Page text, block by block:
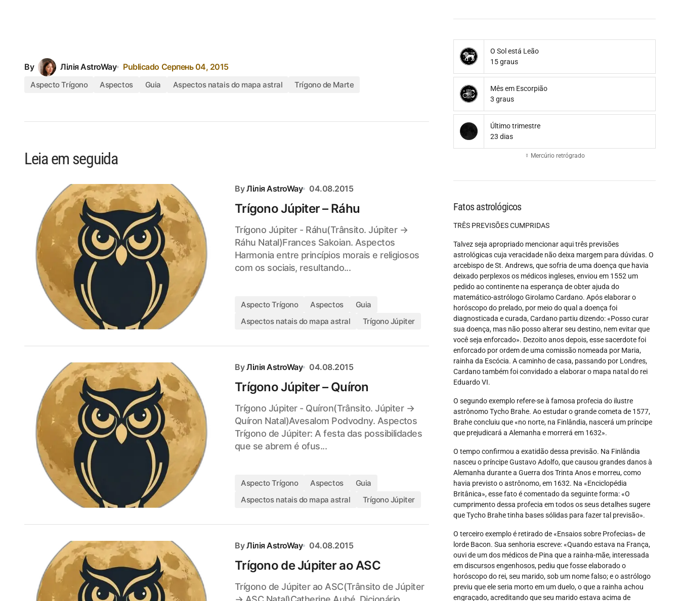
By Лілія AstroWay Publicado Серпень 04, 2015
Aspecto Trígono Aspectos Guia Aspectos natais do mapa astral Trígono de Marte
Leia em seguida
By Лілія AstroWay 04.08.2015
Trígono Júpiter – Ráhu
Trígono Júpiter - Ráhu(Trânsito. Júpiter →
Ráhu Natal)Frances Sakoian. Aspectos
Harmonia entre princípios morais e religiosos
com os sociais, resultando...
Aspecto Trígono Aspectos
Guia
Aspectos natais do mapa astral
Trígono Júpiter
By Лілія AstroWay 04.08.2015
Trígono Júpiter – Quíron
Trígono Júpiter - Quíron(Trânsito. Júpiter →
Quíron Natal)Avesalom Podvodny. Aspectos
Trígono de Júpiter: A festa das possibilidades
que se abrem é ofus...
Aspecto Trígono Aspectos
Guia
Aspectos natais do mapa astral
Trígono Júpiter
By Лілія AstroWay 04.08.2015
Trígono de Júpiter ao ASC
Trígono de Júpiter ao ASC(Trânsito de Júpiter
O Sol está Leão
15 graus
Mês em Escorpião
3 graus
Último trimestre
23 dias
☿ Mercúrio retrógrado
Fatos astrológicos
TRÊS PREVISÕES CUMPRIDAS
Talvez seja apropriado mencionar aqui três previsões
astrológicas cuja veracidade não deixa margem para dúvidas. O
arcebispo de St. Andrews, que sofria de uma doença que havia
deixado perplexos os médicos ingleses, enviou em 1552 um
pedido ao continente na esperança de obter ajuda do
matemático-astrólogo Girolamo Cardano. Após elaborar o
horóscopo do prelado, por meio do qual a doença foi
diagnosticada e curada, Cardano partiu dizendo: «Posso curar
sua doença, mas não posso alterar seu destino, nem evitar que
você seja enforcado». Dezoito anos depois, esse sacerdote foi
enforcado por ordem de uma comissão nomeada por Maria,
rainha da Escócia. A caminho de casa, passando por Londres,
Cardano também foi convidado a elaborar o mapa natal do rei
Eduardo VI.
O segundo exemplo refere-se à famosa profecia do ilustre
astrônomo Tycho Brahe. Ao estudar o grande cometa de 1577,
Brahe concluiu que «no norte, na Finlândia, nascerá um príncipe
que prejudicará a Alemanha e morrerá em 1632».
O tempo confirmou a exatidão dessa previsão. Na Finlândia
nasceu o príncipe Gustavo Adolfo, que causou grandes danos à
Alemanha durante a Guerra dos Trinta Anos e morreu, como
havia previsto o astrônomo, em 1632. Na «Enciclopédia
Britânica», esse fato é comentado da seguinte forma: «O
cumprimento dessa profecia em todos os seus detalhes sugere
que Tycho Brahe tinha bases sólidas para fazer tal previsão».
O terceiro exemplo é retirado de «Ensaios sobre Profecias» de
lorde Bacon. Sua senhoria escreve: «Quando estava na França,
ouvi de um dos médicos de Pina que a rainha-mãe, interessada
em discursos engenhosos, pediu que fosse elaborado o
horóscopo do rei, seu marido, sob um nome falso; e o astrólogo
previu que ele seria morto em um duelo, o que a rainha achou
engraçado, acreditando que seu marido estava acima de